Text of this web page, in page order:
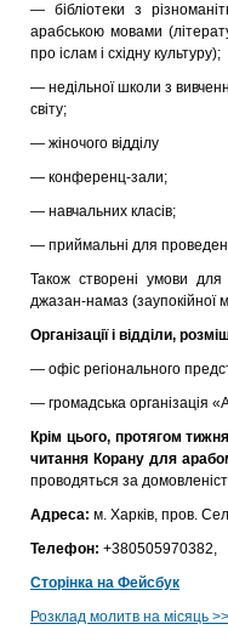
— бібліотеки з
арабською мовами
про іслам і східну культуру);
— недільної школи з
світу;
— жіночого відділу
— конференц-зали;
— навчальних класів;
— приймальні для
Також створені умови
джазан-намаз (заупокійної
Організації і відділи,
— офіс регіонального
— громадська організація
Крім цього, протягом
читання Корану для
проводяться за
Адреса: м. Харків, пров.
Телефон: +380505970382,
Сторінка на Фейсбук
Розклад молитв на місяць